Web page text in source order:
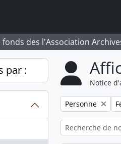
des l'Association
par :
Notice
Remove filter:
Personne